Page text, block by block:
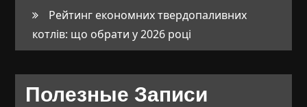
Рейтинг економних твердопаливних
котлів: що обрати у 2026 році
Полезные Записи